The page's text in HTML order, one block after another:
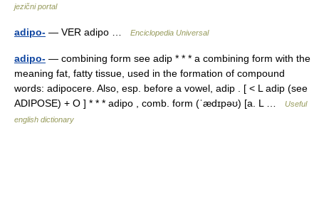
jezični portal
adipo- — VER adipo … Enciclopedia Universal
adipo- — combining form see adip * * * a combining form with the
meaning fat, fatty tissue, used in the formation of compound
words: adipocere. Also, esp. before a vowel, adip . [ < L adip (see
ADIPOSE) + O ] * * * adipo , comb. form (ˈædɪpəʊ) [a. L …
Useful
english dictionary